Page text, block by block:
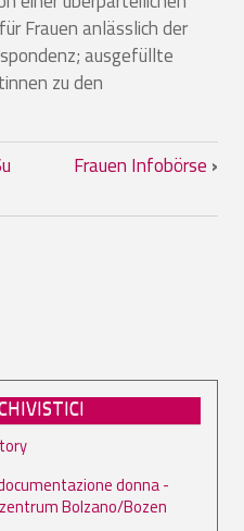
Frauen anlässlich der
ausgefüllte
zu den
del book per
Frauen Infobörse ›
donna -
Bolzano/Bozen